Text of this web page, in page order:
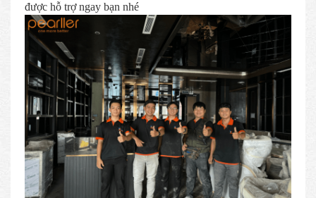
được hỗ trợ ngay bạn nhé